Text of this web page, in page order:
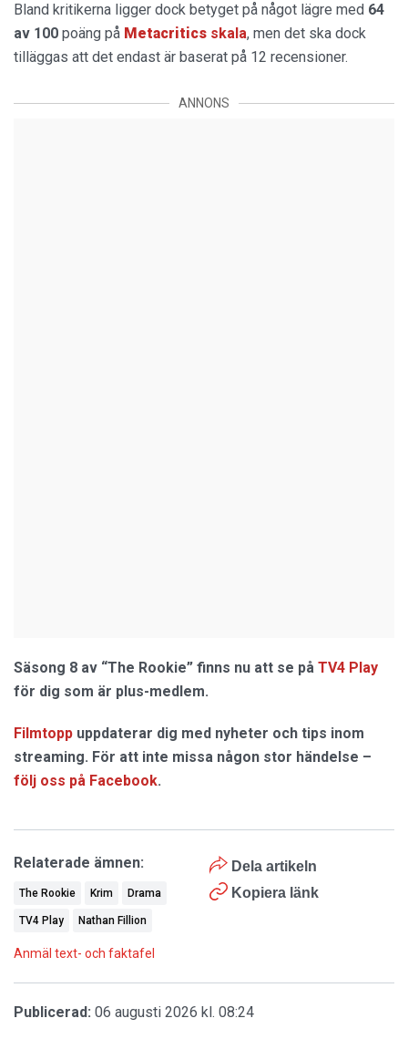
Bland kritikerna ligger dock betyget på något lägre med 64
av 100 poäng på Metacritics skala, men det ska dock
tilläggas att det endast är baserat på 12 recensioner.
ANNONS
Säsong 8 av “The Rookie” finns nu att se på TV4 Play
för dig som är plus-medlem.
Filmtopp uppdaterar dig med nyheter och tips inom
streaming. För att inte missa någon stor händelse –
följ oss på Facebook.
Dela artikeln
Kopiera länk
Relaterade ämnen:
The Rookie Krim Drama
TV4 Play Nathan Fillion
Anmäl text- och faktafel
Publicerad: 06 augusti 2026 kl. 08:24